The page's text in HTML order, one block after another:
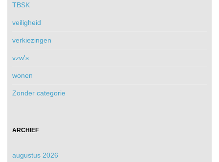
TBSK
veiligheid
verkiezingen
vzw's
wonen
Zonder categorie
ARCHIEF
augustus 2026